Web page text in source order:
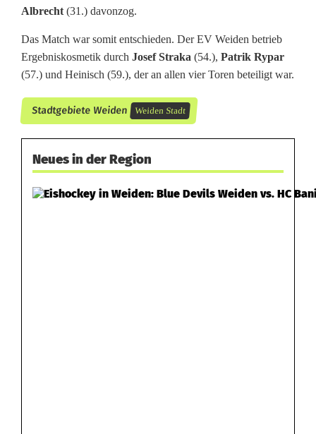
Albrecht (31.) davonzog.
Das Match war somit entschieden. Der EV Weiden betrieb
Ergebniskosmetik durch Josef Straka (54.), Patrik Rypar
(57.) und Heinisch (59.), der an allen vier Toren beteiligt war.
Stadtgebiete Weiden Weiden Stadt
Neues in der Region